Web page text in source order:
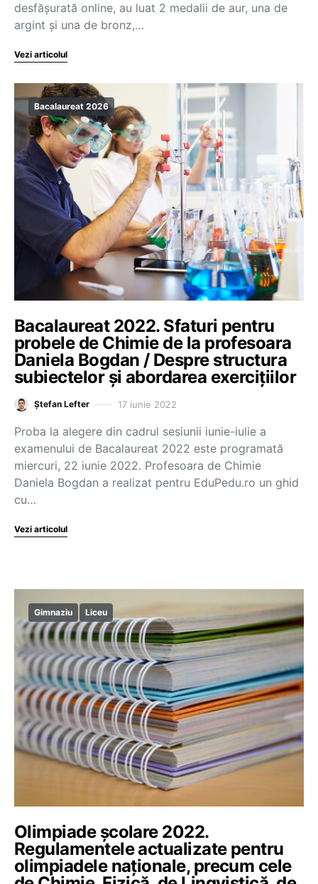
desfășurată online, au luat 2 medalii de aur, una de
argint și una de bronz,…
Vezi articolul
Bacalaureat 2026
Bacalaureat 2022. Sfaturi pentru
probele de Chimie de la profesoara
Daniela Bogdan / Despre structura
subiectelor și abordarea exercițiilor
Ștefan Lefter 17 iunie 2022
Proba la alegere din cadrul sesiunii iunie-iulie a
examenului de Bacalaureat 2022 este programată
miercuri, 22 iunie 2022. Profesoara de Chimie
Daniela Bogdan a realizat pentru EduPedu.ro un ghid
cu…
Vezi articolul
Gimnaziu Liceu
Olimpiade școlare 2022.
Regulamentele actualizate pentru
olimpiadele naționale, precum cele